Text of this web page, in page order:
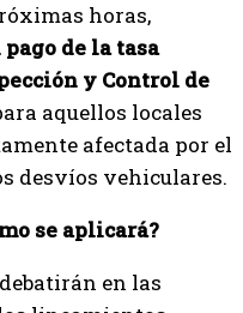
horas,
de la tasa
y Control de
aquellos locales
afectada por el
desvíos vehiculares.
se aplicará?
en las